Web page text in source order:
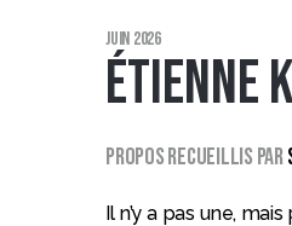
Catégories
juin 2026
Étienne
Propos recueillis par
Il n’y a pas une,